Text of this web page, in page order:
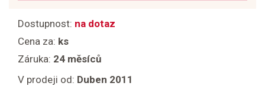
Dostupnost: na dotaz
Cena za: ks
Záruka: 24 měsíců
V prodeji od: Duben 2011